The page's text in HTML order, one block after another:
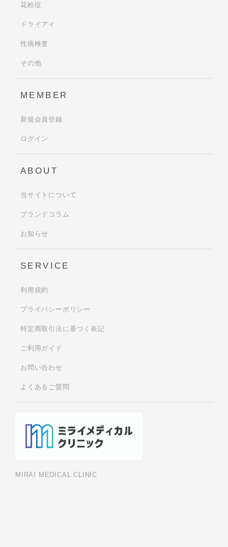
MIRAI MEDICAL CLINIC
花粉症
ドライアイ
性病検査
その他
MEMBER
新規会員登録
ログイン
ABOUT
当サイトについて
ブランドコラム
お知らせ
SERVICE
利用規約
プライバシーポリシー
特定商取引法に基づく表記
ご利用ガイド
お問い合わせ
よくあるご質問